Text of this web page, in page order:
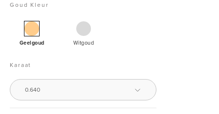
Goud Kleur
Geelgouden
solitair
diamant,
Groeibriljant
Geelgoud
Witgouden
Witgoud
Karaat
0.640